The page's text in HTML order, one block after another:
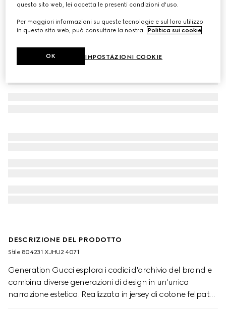
DESCRIZIONE DEL PRODOTTO
Stile ‎804231 XJHU2 4071
Generation Gucci esplora i codici d'archivio del brand e
combina diverse generazioni di design in un'unica
narrazione estetica. Realizzata in jersey di cotone felpato,
questo sito web, lei accetta le presenti condizioni d'uso.
Per maggiori informazioni su queste tecnologie e sul loro utilizzo
in questo sito web, può consultare la nostra
Politica sui cookie
IMPOSTAZIONI COOKIE
OK